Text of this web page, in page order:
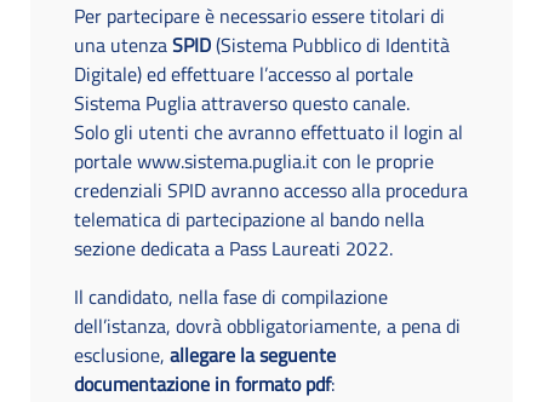
Per partecipare è necessario essere titolari di
una utenzaSPID(Sistema Pubblico di Identità
Digitale) ed effettuare l’accesso al portale
Sistema Puglia attraverso questo canale.
Solo gli utenti che avranno effettuato il login al
portale www.sistema.puglia.it con le proprie
credenziali SPID avranno accesso alla procedura
telematica di partecipazione al bando nella
sezione dedicata a Pass Laureati 2022.
Il candidato, nella fase di compilazione
dell’istanza, dovrà obbligatoriamente, a pena di
esclusione, allegare la seguente
documentazione in formato pdf: